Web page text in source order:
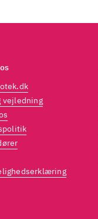
anonyme
vejledning